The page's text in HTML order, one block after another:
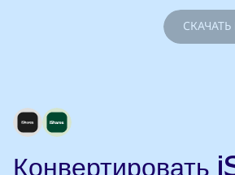
СКАЧАТЬ
Конвертировать